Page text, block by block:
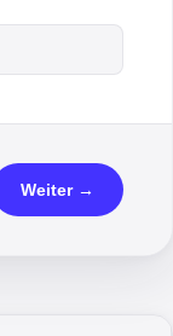
Weiter →